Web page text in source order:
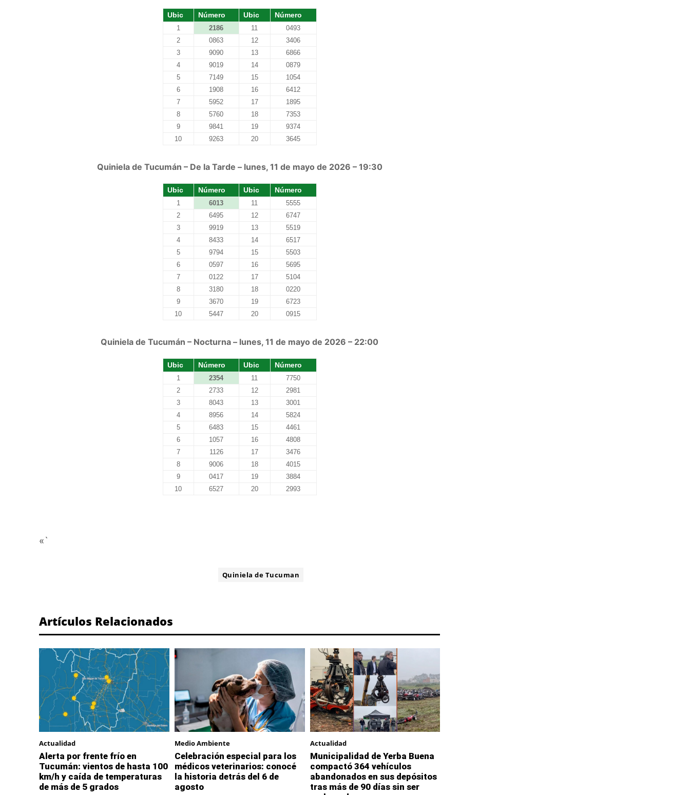
Ubic Número Ubic Número
1 2186 11
0493
2
0863 12
3406
3
9090 13
6866
4
9019 14
0879
5
7149 15
1054
6
1908 16
6412
7
5952 17
1895
8
5760 18
7353
9
9841 19
9374
10
9263 20 3645
Quiniela de Tucumán – De la Tarde – lunes, 11 de mayo de 2026 – 19:30
Ubic Número Ubic Número
1 6013 11
5555
2
6495 12
6747
3
9919 13
5519
4
8433 14
6517
5
9794 15
5503
6
0597 16
5695
7
0122 17
5104
8
3180 18
0220
9
3670 19
6723
10
5447 20 0915
Quiniela de Tucumán – Nocturna – lunes, 11 de mayo de 2026 – 22:00
Ubic Número Ubic Número
1 2354 11
7750
2
2733 12
2981
3
8043 13
3001
4
8956 14
5824
5
6483 15
4461
6
1057 16
4808
7
1126 17
3476
8
9006 18
4015
9
0417 19
3884
10
6527 20 2993
«`
Quiniela de Tucuman
Artículos Relacionados
Actualidad
Alerta por frente frío en
Tucumán: vientos de hasta 100
km/h y caída de temperaturas
de más de 5 grados
Medio Ambiente
Celebración especial para los
médicos veterinarios: conocé
la historia detrás del 6 de
agosto
Actualidad
Municipalidad de Yerba Buena
compactó 364 vehículos
abandonados en sus depósitos
tras más de 90 días sin ser